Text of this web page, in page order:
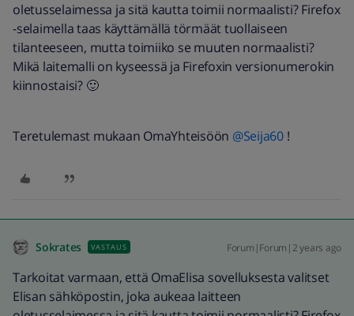
oletusselaimessa ja sitä kautta toimii normaalisti? Firefox
-selaimella taas käyttämällä törmäät tuollaiseen
tilanteeseen, mutta toimiiko se muuten normaalisti?
Mikä laitemalli on kyseessä ja Firefoxin versionumerokin
kiinnostaisi? 🙂
Teretulemast mukaan OmaYhteisöön @Seija60!
Sokrates VASTAUS Forum|Forum|2 years ago
Tarkoitat varmaan, että OmaElisa sovelluksesta valitset
Elisan sähköpostin, joka aukeaa laitteen